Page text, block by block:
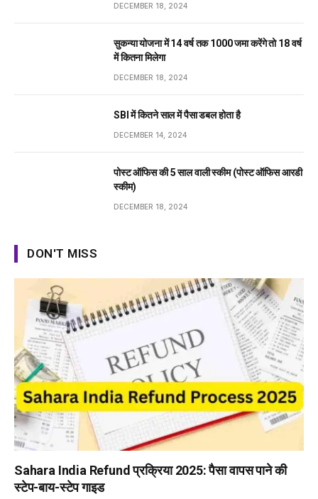
DECEMBER 18, 2024
सुकन्या योजना में 14 वर्ष तक ₹1000 जमा करेंगे तो 18 वर्ष
में कितना मिलेगा
DECEMBER 18, 2024
SBI में कितने साल में पैसा डबल होता है
DECEMBER 14, 2024
पोस्ट ऑफिस की 5 साल वाली स्कीम (पोस्ट ऑफिस आरडी
स्कीम)
DECEMBER 18, 2024
DON'T MISS
Sahara India Refund प्रक्रिया 2025: पैसा वापस पाने की
स्टेप-बाय-स्टेप गाइड